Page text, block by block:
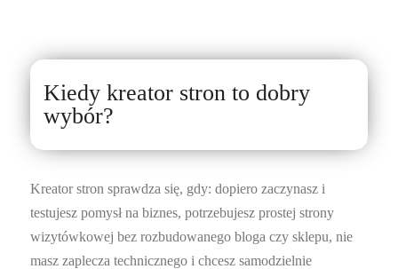
Kiedy kreator stron to dobry
wybór?
Kreator stron sprawdza się, gdy: dopiero zaczynasz i
testujesz pomysł na biznes, potrzebujesz prostej strony
wizytówkowej bez rozbudowanego bloga czy sklepu, nie
masz zaplecza technicznego i chcesz samodzielnie